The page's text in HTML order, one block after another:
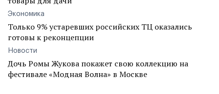
Экономика
Только 9% устаревших российских ТЦ оказались
готовы к реконцепции
Новости
Дочь Ромы Жукова покажет свою коллекцию на
фестивале «Модная Волна» в Москве